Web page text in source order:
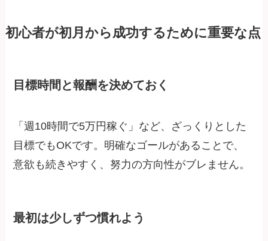
初心者が初月から成功するために重要な点
目標時間と報酬を決めておく
「週10時間で5万円稼ぐ」など、ざっくりとした
目標でもOKです。明確なゴールがあることで、
意欲も続きやすく、努力の方向性がブレません。
最初は少しずつ慣れよう